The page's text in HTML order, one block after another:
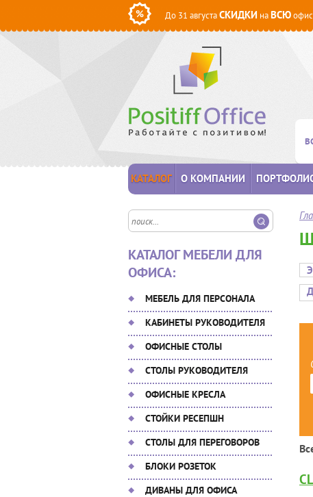
До 31 августаСКИДКИ наВСЮ
КАТАЛОГ О КОМПАНИИ
КАТАЛОГ МЕБЕЛИ ДЛЯ
ОФИСА:
МЕБЕЛЬ ДЛЯ ПЕРСОНАЛА
КАБИНЕТЫ РУКОВОДИТЕЛЯ
ОФИСНЫЕ СТОЛЫ
СТОЛЫ РУКОВОДИТЕЛЯ
ОФИСНЫЕ КРЕСЛА
СТОЙКИ РЕСЕПШН
СТОЛЫ ДЛЯ ПЕРЕГОВОРОВ
БЛОКИ РОЗЕТОК
ДИВАНЫ ДЛЯ ОФИСА